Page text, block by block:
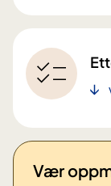
Vær